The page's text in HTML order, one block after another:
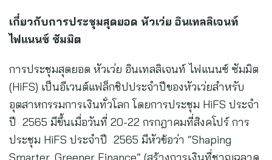
เกี่ยวกับการประชุมสุดยอด หัวเว่ย อินเทลลิเจนท์
ไฟแนนซ์ ซัมมิต
การประชุมสุดยอด หัวเว่ย อินเทลลิเจนท์ ไฟแนนซ์ ซัมมิต
(HiFS) เป็นอีเวนต์แฟล็กชิปประจำปีของหัวเว่ยสำหรับ
อุตสาหกรรมการเงินทั่วโลก โดยการประชุม HiFS ประจำ
ปี 2565 มีขึ้นเมื่อวันที่ 20-22 กรกฎาคมที่สิงคโปร์ การ
ประชุม HiFS ประจำปี 2565 มีหัวข้อว่า “Shaping